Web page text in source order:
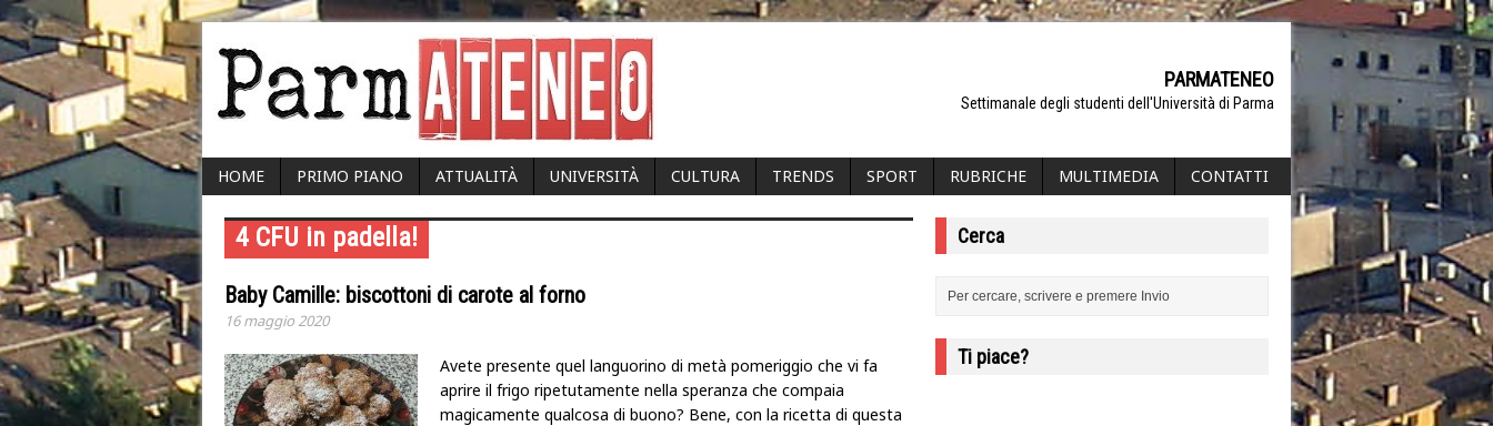
PARMATENEO
Settimanale degli studenti dell'Università di Parma
HOME PRIMO PIANO ATTUALITÀ UNIVERSITÀ CULTURA TRENDS SPORT RUBRICHE MULTIMEDIA CONTATTI
4 CFU in padella!
Baby Camille: biscottoni di carote al forno
16 maggio 2020
Avete presente quel languorino di metà pomeriggio che vi fa
aprire il frigo ripetutamente nella speranza che compaia
magicamente qualcosa di buono? Bene, con la ricetta di questa
Cerca
Ti piace?